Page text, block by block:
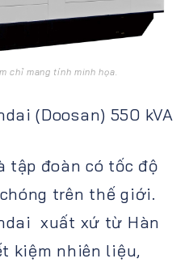
chỉ mang tính minh họa.
(Doosan) 550 kVA
tập đoàn có tốc độ
trên thế giới.
xuất xứ từ Hàn
kiệm nhiên liệu,